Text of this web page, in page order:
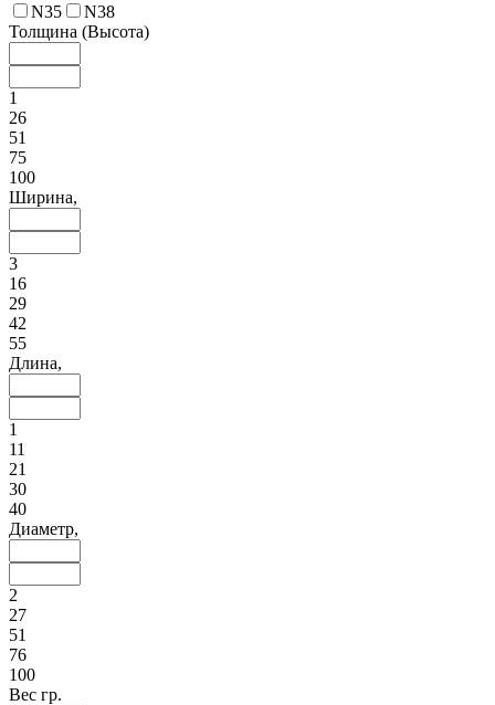
N35
N38
Толщина (Высота)
1
26
51
75
100
Ширина,
3
16
29
42
55
Длина,
1
11
21
30
40
Диаметр,
2
27
51
76
100
Вес гр.